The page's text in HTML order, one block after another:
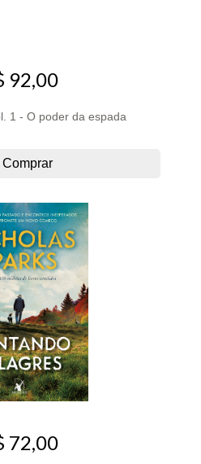
92,00
1 - O poder da espada
72,00